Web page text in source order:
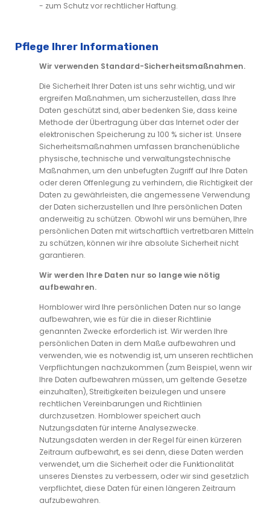
- zum Schutz vor rechtlicher Haftung.
Pflege Ihrer Informationen
Wir verwenden Standard-Sicherheitsmaßnahmen.
Die Sicherheit Ihrer Daten ist uns sehr wichtig, und wir
ergreifen Maßnahmen, um sicherzustellen, dass Ihre
Daten geschützt sind, aber bedenken Sie, dass keine
Methode der Übertragung über das Internet oder der
elektronischen Speicherung zu 100 % sicher ist. Unsere
Sicherheitsmaßnahmen umfassen branchenübliche
physische, technische und verwaltungstechnische
Maßnahmen, um den unbefugten Zugriff auf Ihre Daten
oder deren Offenlegung zu verhindern, die Richtigkeit der
Daten zu gewährleisten, die angemessene Verwendung
der Daten sicherzustellen und Ihre persönlichen Daten
anderweitig zu schützen. Obwohl wir uns bemühen, Ihre
persönlichen Daten mit wirtschaftlich vertretbaren Mitteln
zu schützen, können wir ihre absolute Sicherheit nicht
garantieren.
Wir werden Ihre Daten nur so lange wie nötig
aufbewahren.
Hornblower wird Ihre persönlichen Daten nur so lange
aufbewahren, wie es für die in dieser Richtlinie
genannten Zwecke erforderlich ist. Wir werden Ihre
persönlichen Daten in dem Maße aufbewahren und
verwenden, wie es notwendig ist, um unseren rechtlichen
Verpflichtungen nachzukommen (zum Beispiel, wenn wir
Ihre Daten aufbewahren müssen, um geltende Gesetze
einzuhalten), Streitigkeiten beizulegen und unsere
rechtlichen Vereinbarungen und Richtlinien
durchzusetzen. Hornblower speichert auch
Nutzungsdaten für interne Analysezwecke.
Nutzungsdaten werden in der Regel für einen kürzeren
Zeitraum aufbewahrt, es sei denn, diese Daten werden
verwendet, um die Sicherheit oder die Funktionalität
unseres Dienstes zu verbessern, oder wir sind gesetzlich
verpflichtet, diese Daten für einen längeren Zeitraum
aufzubewahren.